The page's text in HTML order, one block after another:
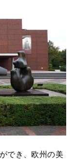
でき、欧州の美